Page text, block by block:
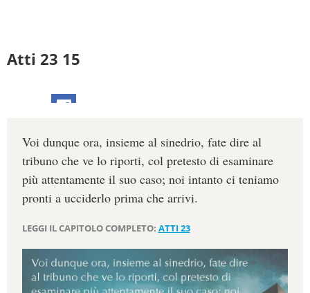
Atti 23 15
Voi dunque ora, insieme al sinedrio, fate dire al
tribuno che ve lo riporti, col pretesto di esaminare
più attentamente il suo caso; noi intanto ci teniamo
pronti a ucciderlo prima che arrivi.
LEGGI IL CAPITOLO COMPLETO: ATTI 23